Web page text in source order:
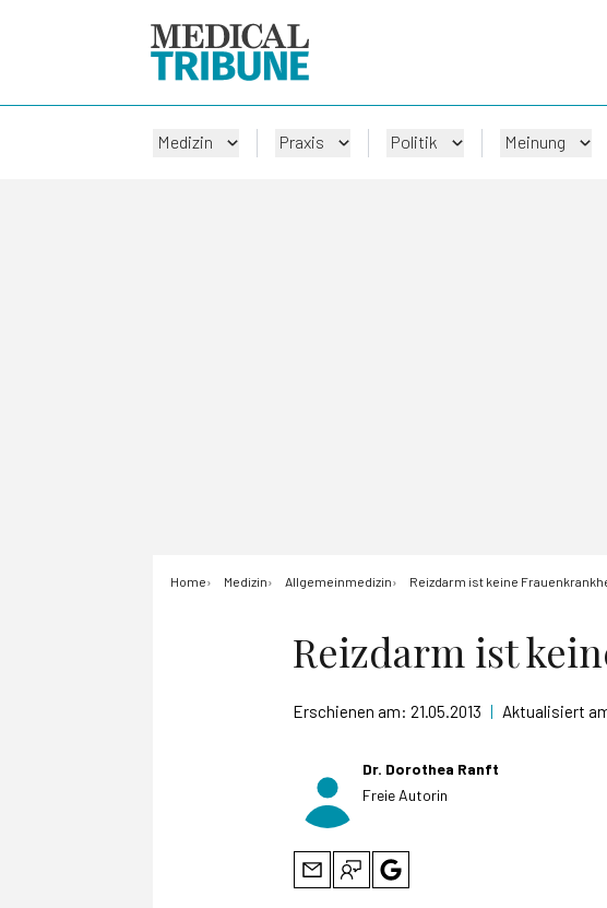
Medizin Praxis Politik Meinung
Home Medizin Allgemeinmedizin Reizdarm ist keine
Reizdarm ist
Erschienen am: 21.05.2013 | Aktualisiert
Dr. Dorothea Ranft
Freie Autorin